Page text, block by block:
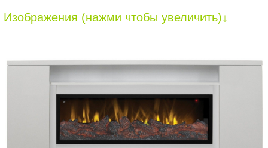
Изображения (нажми чтобы увеличить)↓